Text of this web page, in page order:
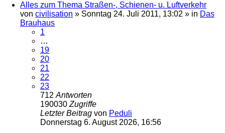
Alles zum Thema Straßen-, Schienen- u. Luftverkehr
von civilisation » Sonntag 24. Juli 2011, 13:02 » in Das
Brauhaus
1
…
19
20
21
22
23
712 Antworten
190030 Zugriffe
Letzter Beitrag von Peduli
Donnerstag 6. August 2026, 16:56